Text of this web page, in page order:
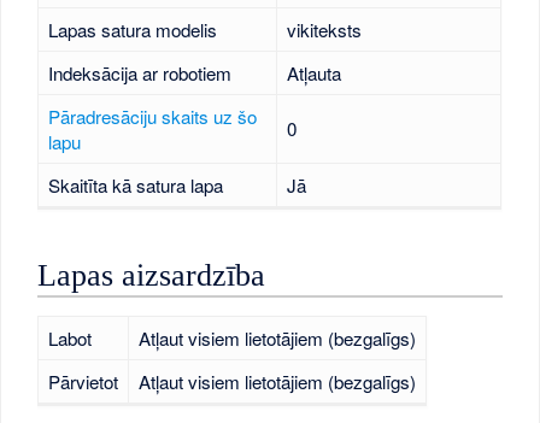
Lapas satura modelis
vikiteksts
Indeksācija ar robotiem
Atļauta
Pāradresāciju skaits uz šo
lapu
0
Skaitīta kā satura lapa Jā
Lapas aizsardzība
Labot
Atļaut visiem lietotājiem (bezgalīgs)
Pārvietot
Atļaut visiem lietotājiem (bezgalīgs)